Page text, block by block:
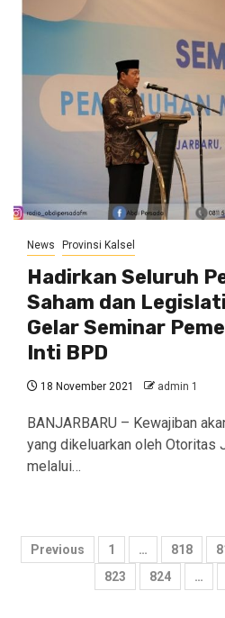
News Provinsi Kalsel
Hadirkan Seluruh
Saham dan
Gelar Seminar
Inti BPD
18 November 2021 admin 1
BANJARBARU – Kewajiban
yang dikeluarkan oleh Otoritas
melalui…
Navigasi
Previous 1 … 818
823
824 …